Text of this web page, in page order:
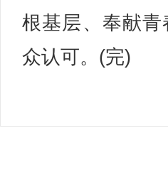
根基层、奉献
众认可。(完)